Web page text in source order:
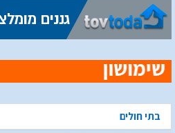
בתי חולים